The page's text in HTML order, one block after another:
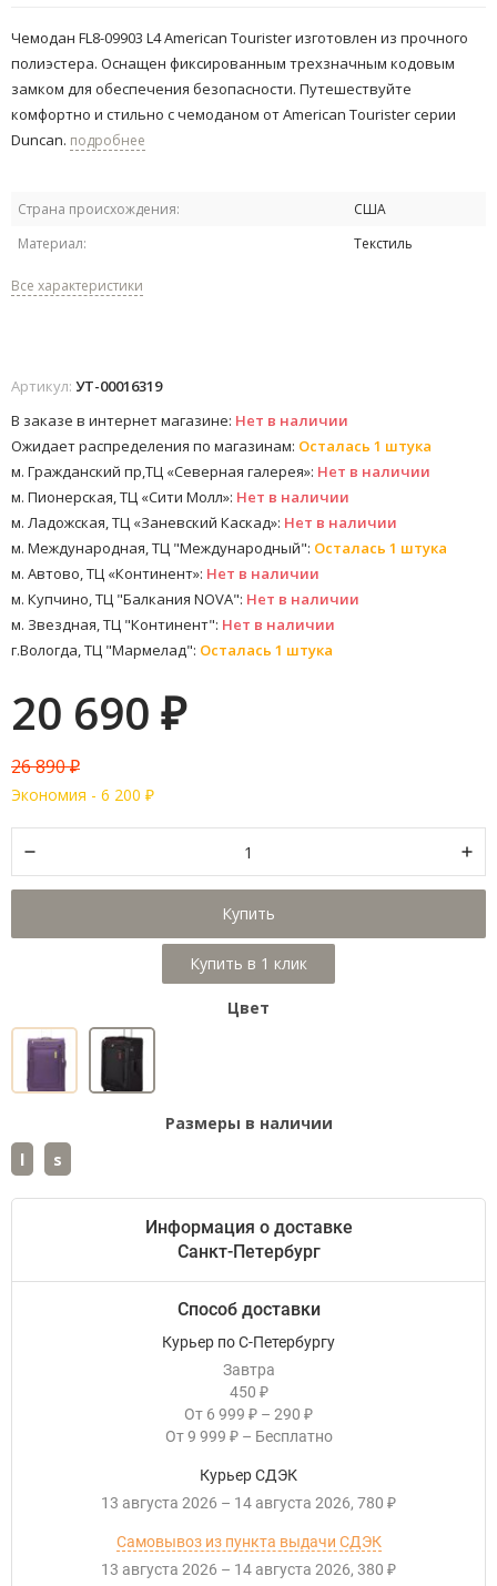
Чемодан FL8-09903 L4 American Tourister изготовлен из прочного
полиэстера. Оснащен фиксированным трехзначным кодовым
замком для обеспечения безопасности. Путешествуйте
комфортно и стильно с чемоданом от American Tourister серии
Duncan. подробнее
Страна происхождения:
США
Материал:
Текстиль
Все характеристики
Артикул: УТ-00016319
В заказе в интернет магазине: Нет в наличии
Ожидает распределения по магазинам: Осталась 1 штука
м. Гражданский пр,ТЦ «Северная галерея»: Нет в наличии
м. Пионерская, ТЦ «Сити Молл»: Нет в наличии
м. Ладожская, ТЦ «Заневский Каскад»: Нет в наличии
м. Международная, ТЦ "Международный": Осталась 1 штука
м. Автово, ТЦ «Континент»: Нет в наличии
м. Купчино, ТЦ "Балкания NOVA": Нет в наличии
м. Звездная, ТЦ "Континент": Нет в наличии
г.Вологда, ТЦ "Мармелад": Осталась 1 штука
20 690 ₽
26 890₽
Экономия - 6 200 ₽
Купить
Цвет
Размеры в наличии
l s
Информация о доставке
Санкт-Петербург
Способ доставки
Курьер по С-Петербургу
Завтра
450 ₽
От 6 999 ₽ – 290 ₽
От 9 999 ₽ – Бесплатно
Курьер СДЭК
13 августа 2026 – 14 августа 2026 780 ₽
Самовывоз из пункта выдачи СДЭК
13 августа 2026 – 14 августа 2026 380 ₽